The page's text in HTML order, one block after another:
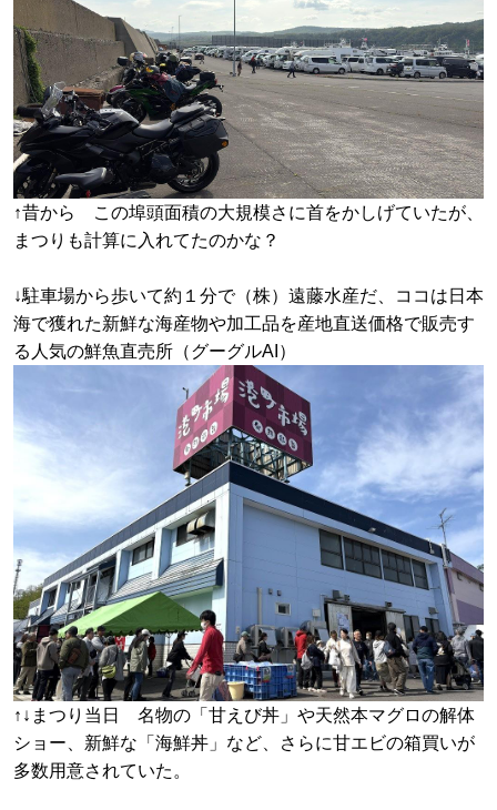
↑昔から この埠頭面積の大規模さに首をかしげていたが、
まつりも計算に入れてたのかな？
↓駐車場から歩いて約１分で（株）遠藤水産だ、ココは日本
海で獲れた新鮮な海産物や加工品を産地直送価格で販売す
る人気の鮮魚直売所（グーグルAI）
↑↓まつり当日 名物の「甘えび丼」や天然本マグロの解体
ショー、新鮮な「海鮮丼」など、さらに甘エビの箱買いが
多数用意されていた。